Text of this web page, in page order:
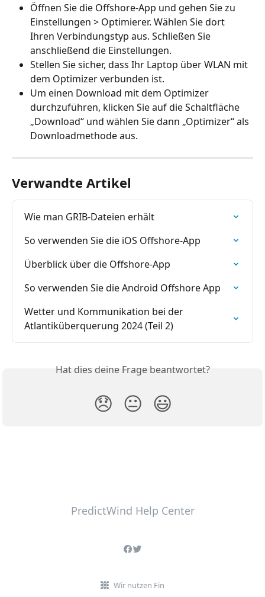
Öffnen Sie die Offshore-App und gehen Sie zu
Einstellungen > Optimierer. Wählen Sie dort
Ihren Verbindungstyp aus. Schließen Sie
anschließend die Einstellungen.
Stellen Sie sicher, dass Ihr Laptop über WLAN mit
dem Optimizer verbunden ist.
Um einen Download mit dem Optimizer
durchzuführen, klicken Sie auf die Schaltfläche
„Download“ und wählen Sie dann „Optimizer“ als
Downloadmethode aus.
Verwandte Artikel
Wie man GRIB-Dateien erhält
So verwenden Sie die iOS Offshore-App
Überblick über die Offshore-App
So verwenden Sie die Android Offshore App
Wetter und Kommunikation bei der
Atlantiküberquerung 2024 (Teil 2)
Hat dies deine Frage beantwortet?
😞 😐 😃
PredictWind Help Center
Wir nutzen Fin